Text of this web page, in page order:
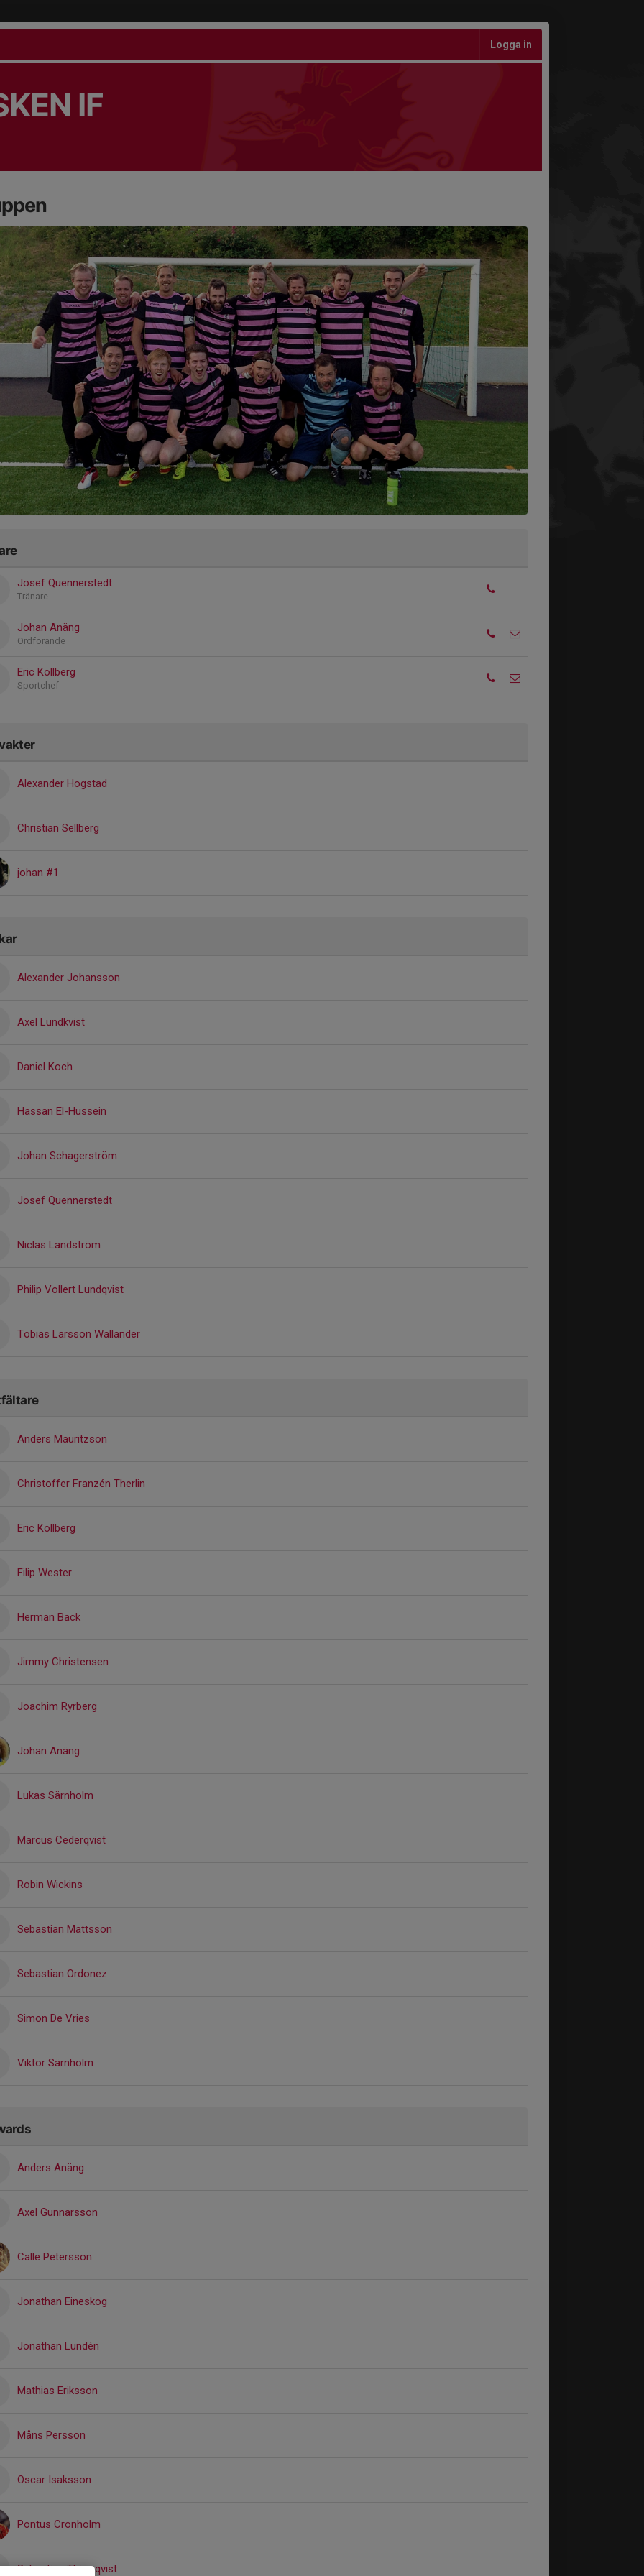
Logga in
IF
Josef Quennerstedt
Tränare
Johan Anäng
Ordförande
Eric Kollberg
Sportchef
Alexander Hogstad
Christian Sellberg
johan #1
Alexander Johansson
Axel Lundkvist
Daniel Koch
Hassan El-Hussein
Johan Schagerström
Josef Quennerstedt
Niclas Landström
Philip Vollert Lundqvist
Tobias Larsson Wallander
Anders Mauritzson
Christoffer Franzén Therlin
Eric Kollberg
Filip Wester
Herman Back
Jimmy Christensen
Joachim Ryrberg
Johan Anäng
Lukas Särnholm
Marcus Cederqvist
Robin Wickins
Sebastian Mattsson
Sebastian Ordonez
Simon De Vries
Viktor Särnholm
Anders Anäng
Axel Gunnarsson
Calle Petersson
Jonathan Eineskog
Jonathan Lundén
Mathias Eriksson
Måns Persson
Oscar Isaksson
Pontus Cronholm
Sebastian Thörnqvist